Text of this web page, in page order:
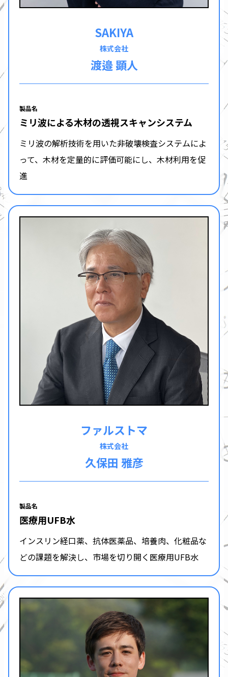
SAKIYA
株式会社
渡邉 顕人
製品名
ミリ波による木材の透視スキャンシステム
ミリ波の解析技術を用いた非破壊検査システムによ
って、木材を定量的に評価可能にし、木材利用を促
進
ファルストマ
株式会社
久保田 雅彦
製品名
医療用UFB水
インスリン経口薬、抗体医薬品、培養肉、化粧品な
どの課題を解決し、市場を切り開く医療用UFB水